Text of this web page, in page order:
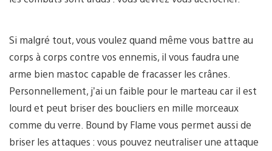
Si malgré tout, vous voulez quand même vous battre au
corps à corps contre vos ennemis, il vous faudra une
arme bien mastoc capable de fracasser les crânes.
Personnellement, j’ai un faible pour le marteau car il est
lourd et peut briser des boucliers en mille morceaux
comme du verre. Bound by Flame vous permet aussi de
briser les attaques : vous pouvez neutraliser une attaque